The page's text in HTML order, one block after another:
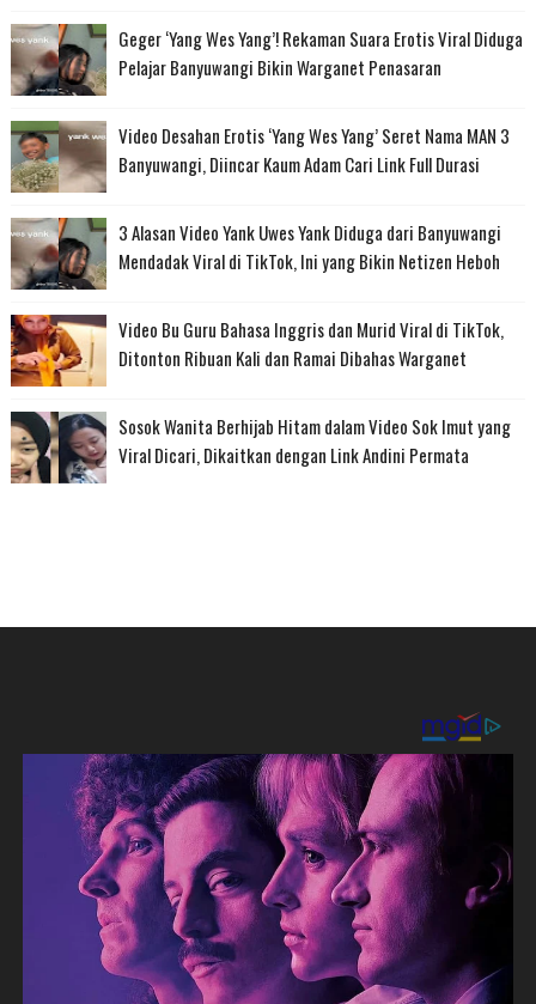
Geger ‘Yang Wes Yang’! Rekaman Suara Erotis Viral Diduga
Pelajar Banyuwangi Bikin Warganet Penasaran
Video Desahan Erotis ‘Yang Wes Yang’ Seret Nama MAN 3
Banyuwangi, Diincar Kaum Adam Cari Link Full Durasi
3 Alasan Video Yank Uwes Yank Diduga dari Banyuwangi
Mendadak Viral di TikTok, Ini yang Bikin Netizen Heboh
Video Bu Guru Bahasa Inggris dan Murid Viral di TikTok,
Ditonton Ribuan Kali dan Ramai Dibahas Warganet
Sosok Wanita Berhijab Hitam dalam Video Sok Imut yang
Viral Dicari, Dikaitkan dengan Link Andini Permata